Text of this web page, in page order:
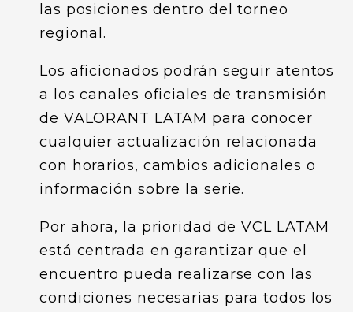
las posiciones dentro del torneo
regional.
Los aficionados podrán seguir atentos
a los canales oficiales de transmisión
de VALORANT LATAM para conocer
cualquier actualización relacionada
con horarios, cambios adicionales o
información sobre la serie.
Por ahora, la prioridad de VCL LATAM
está centrada en garantizar que el
encuentro pueda realizarse con las
condiciones necesarias para todos los